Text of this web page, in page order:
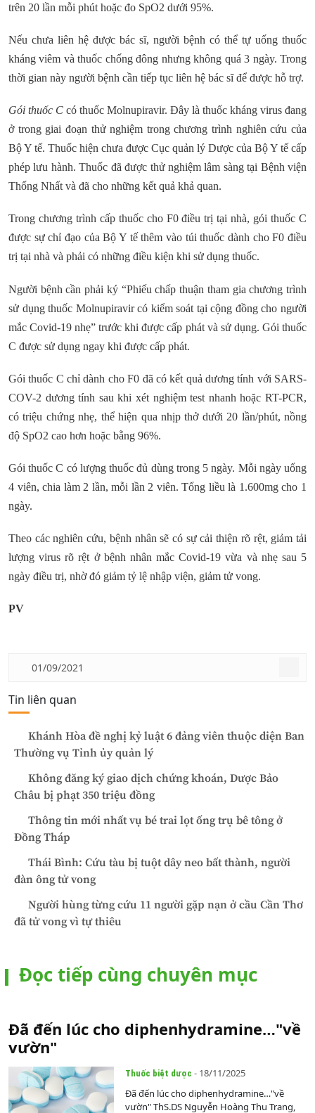
trên 20 lần mỗi phút hoặc đo SpO2 dưới 95%.
Nếu chưa liên hệ được bác sĩ, người bệnh có thể tự uống thuốc
kháng viêm và thuốc chống đông nhưng không quá 3 ngày. Trong
thời gian này người bệnh cần tiếp tục liên hệ bác sĩ để được hỗ trợ.
Gói thuốc C có thuốc Molnupiravir. Đây là thuốc kháng virus đang
ở trong giai đoạn thử nghiệm trong chương trình nghiên cứu của
Bộ Y tế. Thuốc hiện chưa được Cục quản lý Dược của Bộ Y tế cấp
phép lưu hành. Thuốc đã được thử nghiệm lâm sàng tại Bệnh viện
Thống Nhất và đã cho những kết quả khả quan.
Trong chương trình cấp thuốc cho F0 điều trị tại nhà, gói thuốc C
được sự chỉ đạo của Bộ Y tế thêm vào túi thuốc dành cho F0 điều
trị tại nhà và phải có những điều kiện khi sử dụng thuốc.
Người bệnh cần phải ký “Phiếu chấp thuận tham gia chương trình
sử dụng thuốc Molnupiravir có kiểm soát tại cộng đồng cho người
mắc Covid-19 nhẹ” trước khi được cấp phát và sử dụng. Gói thuốc
C được sử dụng ngay khi được cấp phát.
Gói thuốc C chỉ dành cho F0 đã có kết quả dương tính với SARS-
COV-2 dương tính sau khi xét nghiệm test nhanh hoặc RT-PCR,
có triệu chứng nhẹ, thể hiện qua nhịp thở dưới 20 lần/phút, nồng
độ SpO2 cao hơn hoặc bằng 96%.
Gói thuốc C có lượng thuốc đủ dùng trong 5 ngày. Mỗi ngày uống
4 viên, chia làm 2 lần, mỗi lần 2 viên. Tổng liều là 1.600mg cho 1
ngày.
Theo các nghiên cứu, bệnh nhân sẽ có sự cải thiện rõ rệt, giảm tải
lượng virus rõ rệt ở bệnh nhân mắc Covid-19 vừa và nhẹ sau 5
ngày điều trị, nhờ đó giảm tỷ lệ nhập viện, giảm tử vong.
PV
01/09/2021
Tin liên quan
Khánh Hòa đề nghị kỷ luật 6 đảng viên thuộc diện Ban
Thường vụ Tỉnh ủy quản lý
Không đăng ký giao dịch chứng khoán, Dược Bảo
Châu bị phạt 350 triệu đồng
Thông tin mới nhất vụ bé trai lọt ống trụ bê tông ở
Đồng Tháp
Thái Bình: Cứu tàu bị tuột dây neo bất thành, người
đàn ông tử vong
Người hùng từng cứu 11 người gặp nạn ở cầu Cần Thơ
đã tử vong vì tự thiêu
Đọc tiếp cùng chuyên mục
Đã đến lúc cho diphenhydramine…"về
vườn"
Thuốc biệt dược - 18/11/2025
Đã đến lúc cho diphenhydramine…"về
vườn" ThS.DS Nguyễn Hoàng Thu Trang,